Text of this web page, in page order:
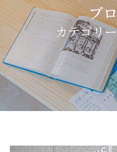
ブ
カテゴリ